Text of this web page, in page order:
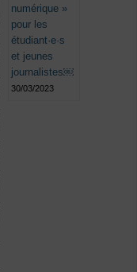
numérique »
pour les
étudiant·e·s
et jeunes
journalistes￼
30/03/2023